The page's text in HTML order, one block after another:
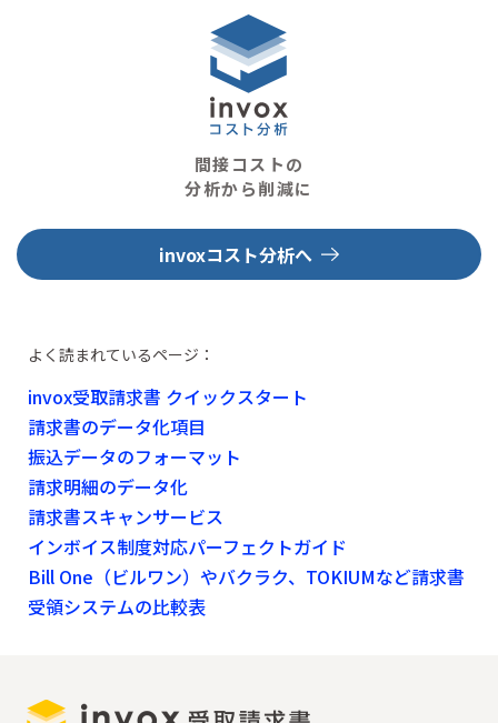
間接コストの
分析から削減に
invoxコスト分析へ
よく読まれているページ：
invox受取請求書 クイックスタート
請求書のデータ化項目
振込データのフォーマット
請求明細のデータ化
請求書スキャンサービス
インボイス制度対応パーフェクトガイド
Bill One（ビルワン）やバクラク、TOKIUMなど請求書
受領システムの比較表